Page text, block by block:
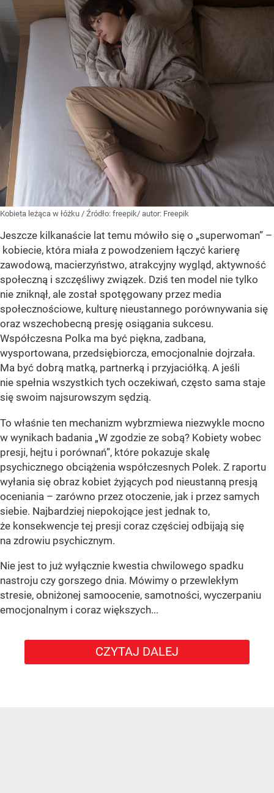
Kobieta leżąca w łóżku / Źródło: freepik/ autor: Freepik
Jeszcze kilkanaście lat temu mówiło się o „superwoman” –
kobiecie, która miała z powodzeniem łączyć karierę
zawodową, macierzyństwo, atrakcyjny wygląd, aktywność
społeczną i szczęśliwy związek. Dziś ten model nie tylko
nie zniknął, ale został spotęgowany przez media
społecznościowe, kulturę nieustannego porównywania się
oraz wszechobecną presję osiągania sukcesu.
Współczesna Polka ma być piękna, zadbana,
wysportowana, przedsiębiorcza, emocjonalnie dojrzała.
Ma być dobrą matką, partnerką i przyjaciółką. A jeśli
nie spełnia wszystkich tych oczekiwań, często sama staje
się swoim najsurowszym sędzią.
To właśnie ten mechanizm wybrzmiewa niezwykle mocno
w wynikach badania „W zgodzie ze sobą? Kobiety wobec
presji, hejtu i porównań”, które pokazuje skalę
psychicznego obciążenia współczesnych Polek. Z raportu
wyłania się obraz kobiet żyjących pod nieustanną presją
oceniania – zarówno przez otoczenie, jak i przez samych
siebie. Najbardziej niepokojące jest jednak to,
że konsekwencje tej presji coraz częściej odbijają się
na zdrowiu psychicznym.
Nie jest to już wyłącznie kwestia chwilowego spadku
nastroju czy gorszego dnia. Mówimy o przewlekłym
stresie, obniżonej samoocenie, samotności, wyczerpaniu
emocjonalnym i coraz większych...
CZYTAJ DALEJ